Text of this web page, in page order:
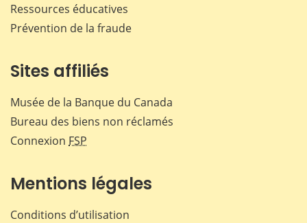
Ressources éducatives
Prévention de la fraude
Sites affiliés
Musée de la Banque du Canada
Bureau des biens non réclamés
Connexion FSP
Mentions légales
Conditions d’utilisation